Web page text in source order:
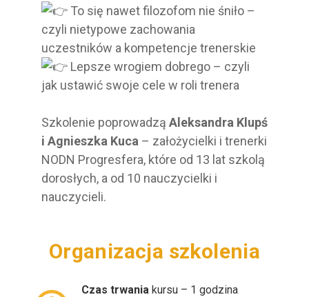
To się nawet filozofom nie śniło –
czyli nietypowe zachowania
uczestników a kompetencje trenerskie
Lepsze wrogiem dobrego – czyli
jak ustawić swoje cele w roli trenera
Szkolenie poprowadzą Aleksandra Klupś
i Agnieszka Kuca – założycielki i trenerki
NODN Progresfera, które od 13 lat szkolą
dorosłych, a od 10 nauczycielki i
nauczycieli.
Organizacja szkolenia:
Czas trwaniakursu – 1 godzina